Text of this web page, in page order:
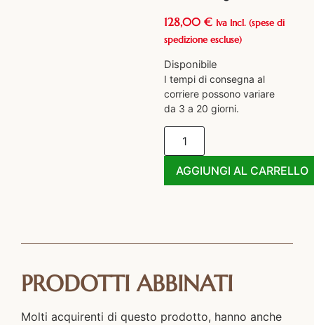
128,00 € Iva Incl. (spese di
spedizione escluse)
Disponibile
I tempi di consegna al
corriere possono variare
da 3 a 20 giorni.
AGGIUNGI AL CARRELLO
PRODOTTI ABBINATI
Molti acquirenti di questo prodotto, hanno anche